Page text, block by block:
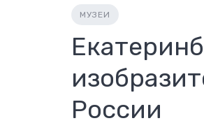
МУЗЕИ
России